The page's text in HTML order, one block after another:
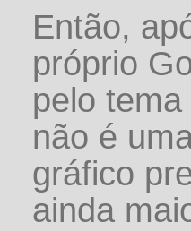
Então,
próprio
pelo
não é
gráfico
ainda